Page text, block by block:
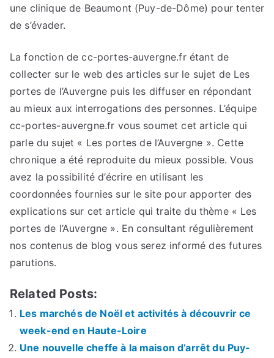
une clinique de Beaumont (Puy-de-Dôme) pour tenter
de s’évader.
La fonction de cc-portes-auvergne.fr étant de
collecter sur le web des articles sur le sujet de Les
portes de l’Auvergne puis les diffuser en répondant
au mieux aux interrogations des personnes. L’équipe
cc-portes-auvergne.fr vous soumet cet article qui
parle du sujet « Les portes de l’Auvergne ». Cette
chronique a été reproduite du mieux possible. Vous
avez la possibilité d’écrire en utilisant les
coordonnées fournies sur le site pour apporter des
explications sur cet article qui traite du thème « Les
portes de l’Auvergne ». En consultant régulièrement
nos contenus de blog vous serez informé des futures
parutions.
Related Posts:
Les marchés de Noël et activités à découvrir ce
week-end en Haute-Loire
Une nouvelle cheffe à la maison d’arrêt du Puy-